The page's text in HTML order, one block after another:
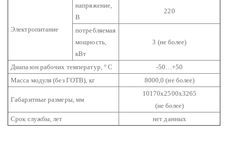
Электропитание
напряжение,
В
220
потребляемая
мощность,
кВт
3 (не более)
Диапазон рабочих температур, ° C
-50…+50
Масса модуля (без ГОТВ), кг
8000,0 (не более)
Габаритные размеры, мм
10170х2500х3265
(не более)
Срок службы, лет
нет данных